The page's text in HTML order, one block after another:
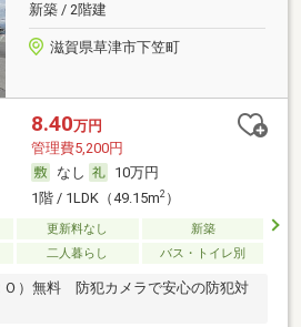
新築 / 2階建
滋賀県草津市下笠町
8.40万円
管理費5,200円
なし
10万円
1階 / 1LDK（49.15m2）
更新料なし
新築
二人暮らし バス・トイレ別
Ｏ）無料 防犯カメラで安心の防犯対